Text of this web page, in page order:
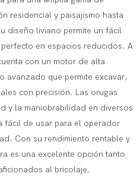
residencial y paisajismo hasta
diseño liviano permite un fácil
en espacios reducidos. A
con un motor de alta
avanzado que permite excavar,
con precisión. Las orugas
y la maniobrabilidad en diversos
fácil de usar para el operador
Con su rendimiento rentable y
es una excelente opción tanto
al bricolaje.